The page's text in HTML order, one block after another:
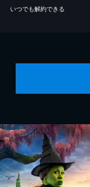
いつでも解約できる